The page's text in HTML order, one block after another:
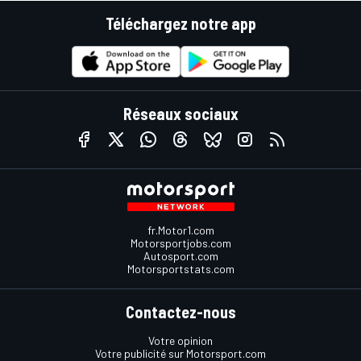
Téléchargez notre app
Réseaux sociaux
fr.Motor1.com
Motorsportjobs.com
Autosport.com
Motorsportstats.com
Contactez-nous
Votre opinion
Votre publicité sur Motorsport.com